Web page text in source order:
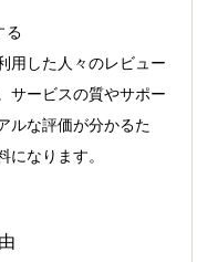
る
用した人々のレビュー
サービスの質やサポー
ルな評価が分かるた
になります。